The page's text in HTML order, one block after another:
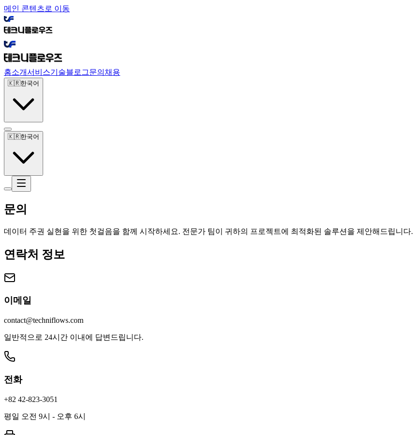
메인 콘텐츠로 이동
홈소개서비스기술블로그문의 채용
🇰🇷한국어
🇰🇷한국어
문의
데이터 주권 실현을 위한 첫걸음을 함께 시작하세요. 전문가 팀이 귀하의 프로젝트에 최적화된 솔루션을 제안해드립니다.
연락처 정보
이메일
contact@techniflows.com
일반적으로 24시간 이내에 답변드립니다.
전화
+82 42-823-3051
평일 오전 9시 - 오후 6시